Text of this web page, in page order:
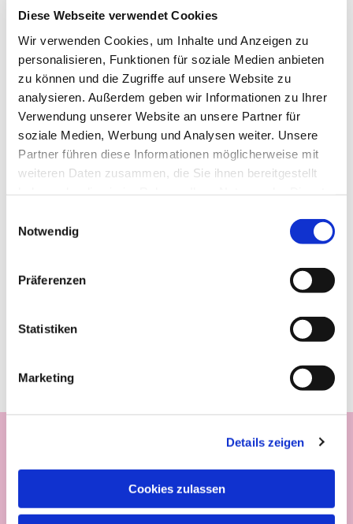
Diese Webseite verwendet Cookies
Wir verwenden Cookies, um Inhalte und Anzeigen zu
personalisieren, Funktionen für soziale Medien anbieten
zu können und die Zugriffe auf unsere Website zu
analysieren. Außerdem geben wir Informationen zu Ihrer
Verwendung unserer Website an unsere Partner für
soziale Medien, Werbung und Analysen weiter. Unsere
Partner führen diese Informationen möglicherweise mit
weiteren Daten zusammen, die Sie ihnen bereitgestellt
Notwendig
Präferenzen
Statistiken
Marketing
Details zeigen
Cookies zulassen